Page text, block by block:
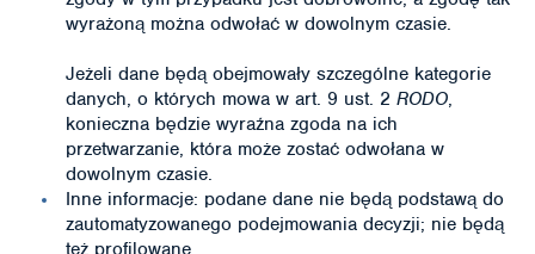
wyrażoną można odwołać w dowolnym czasie.
Jeżeli dane będą obejmowały szczególne kategorie
danych, o których mowa w art. 9 ust. 2 RODO,
konieczna będzie wyraźna zgoda na ich
przetwarzanie, która może zostać odwołana w
dowolnym czasie.
Inne informacje: podane dane nie będą podstawą do
zautomatyzowanego podejmowania decyzji; nie będą
też profilowane